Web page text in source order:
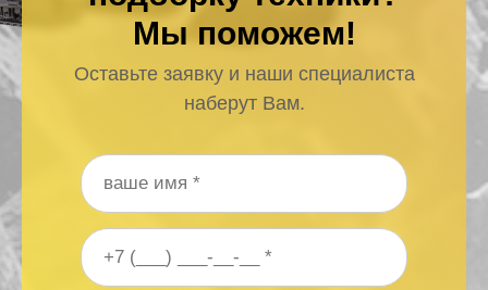
Мы поможем!
Оставьте заявку и наши специалиста
наберут Вам.
Ваше имя*
Ваш номер телефона*